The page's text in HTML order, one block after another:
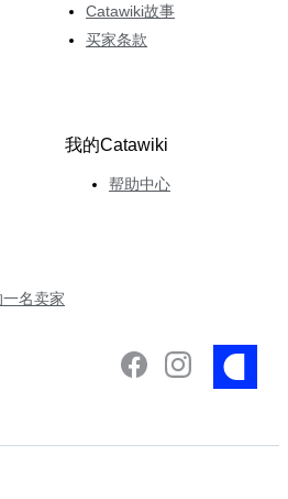
Catawiki故事
买家条款
名卖家
我的Catawiki
帮助中心